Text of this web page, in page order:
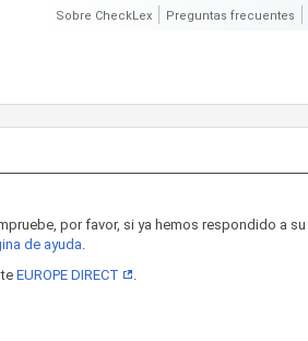
Sobre CheckLex Preguntas frecuentes
por favor, si ya hemos respondido a su
de ayuda.
EUROPE DIRECT .